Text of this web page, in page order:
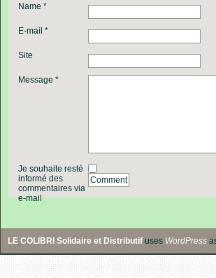
Name *
E-mail *
Site
Message *
Je souhaite resté
informé des
commentaires via
e-mail
Comment
LE COLIBRI Solidaire et Distributif uses WordPress